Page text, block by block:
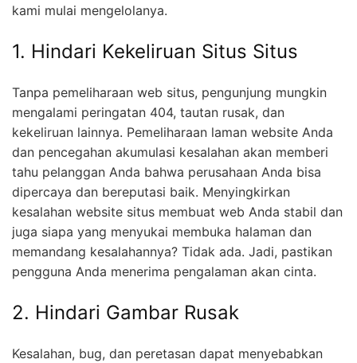
kami mulai mengelolanya.
1. Hindari Kekeliruan Situs Situs
Tanpa pemeliharaan web situs, pengunjung mungkin
mengalami peringatan 404, tautan rusak, dan
kekeliruan lainnya. Pemeliharaan laman website Anda
dan pencegahan akumulasi kesalahan akan memberi
tahu pelanggan Anda bahwa perusahaan Anda bisa
dipercaya dan bereputasi baik. Menyingkirkan
kesalahan website situs membuat web Anda stabil dan
juga siapa yang menyukai membuka halaman dan
memandang kesalahannya? Tidak ada. Jadi, pastikan
pengguna Anda menerima pengalaman akan cinta.
2. Hindari Gambar Rusak
Kesalahan, bug, dan peretasan dapat menyebabkan